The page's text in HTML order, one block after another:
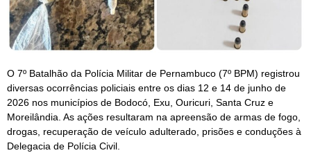
O 7º Batalhão da Polícia Militar de Pernambuco (7º BPM) registrou
diversas ocorrências policiais entre os dias 12 e 14 de junho de
2026 nos municípios de Bodocó, Exu, Ouricuri, Santa Cruz e
Moreilândia. As ações resultaram na apreensão de armas de fogo,
drogas, recuperação de veículo adulterado, prisões e conduções à
Delegacia de Polícia Civil.